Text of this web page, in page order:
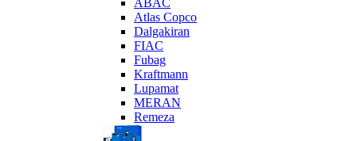
Atlas Copco
Dalgakiran
FIAC
Fubag
Kraftmann
Lupamat
MERAN
Remeza